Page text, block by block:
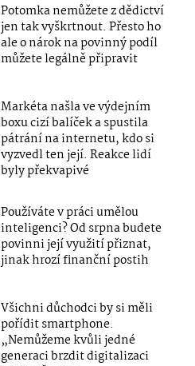
Potomka nemůžete z dědictví
jen tak vyškrtnout. Přesto ho
ale o nárok na povinný podíl
můžete legálně připravit
Markéta našla ve výdejním
boxu cizí balíček a spustila
pátrání na internetu, kdo si
vyzvedl ten její. Reakce lidí
byly překvapivé
Používáte v práci umělou
inteligenci? Od srpna budete
povinni její využití přiznat,
jinak hrozí finanční postih
Všichni důchodci by si měli
pořídit smartphone.
„Nemůžeme kvůli jedné
generaci brzdit digitalizaci